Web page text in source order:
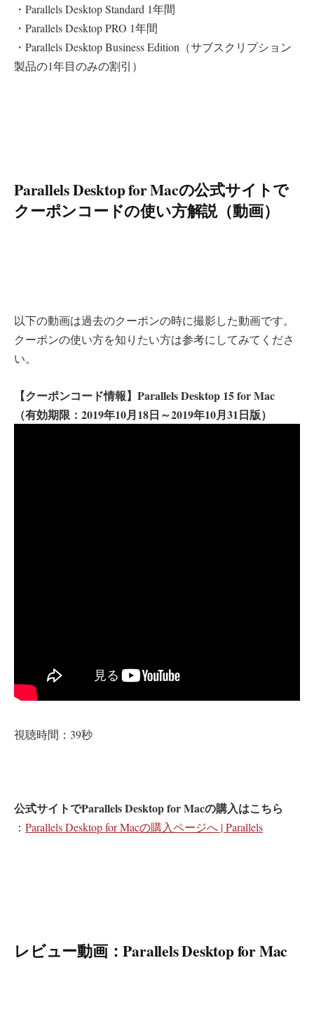
・Parallels Desktop Standard 1年間
・Parallels Desktop PRO 1年間
・Parallels Desktop Business Edition（サブスクリプション
製品の1年目のみの割引）
Parallels Desktop for Macの公式サイトで
クーポンコードの使い方解説（動画）
以下の動画は過去のクーポンの時に撮影した動画です。
クーポンの使い方を知りたい方は参考にしてみてくださ
い。
【クーポンコード情報】Parallels Desktop 15 for Mac
（有効期限：2019年10月18日～2019年10月31日版）
視聴時間：39秒
公式サイトでParallels Desktop for Macの購入はこちら
： Parallels Desktop for Macの購入ページへ | Parallels
レビュー動画：Parallels Desktop for Mac